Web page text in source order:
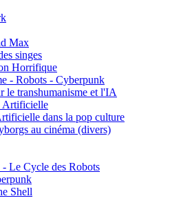
Max
singes
Horrifique
- Robots - Cyberpunk
le transhumanisme et l'IA
Artificielle
dans la pop culture
au cinéma (divers)
Le Cycle des Robots
Shell